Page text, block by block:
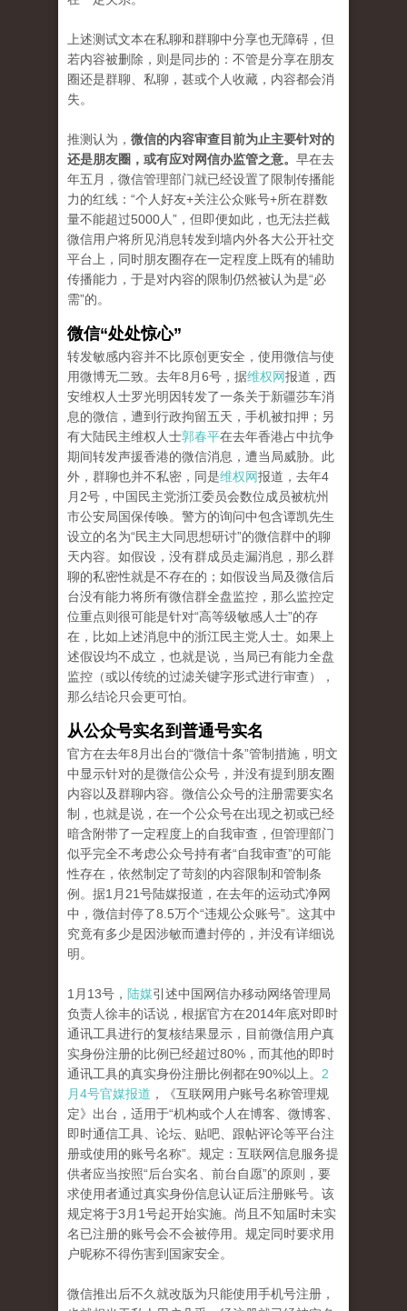
上述测试文本在私聊和群聊中分享也无障碍，但
若内容被删除，则是同步的：不管是分享在朋友
圈还是群聊、私聊，甚或个人收藏，内容都会消
失。
推测认为， 微信的内容审查目前为止主要针对的
还是朋友圈，或有应对网信办监管之意。 早在去
年五月，微信管理部门就已经设置了限制传播能
力的红线：“个人好友+关注公众账号+所在群数
量不能超过5000人”，但即便如此，也无法拦截
微信用户将所见消息转发到墙内外各大公开社交
平台上，同时朋友圈存在一定程度上既有的辅助
传播能力，于是对内容的限制仍然被认为是“必
需”的。
微信“处处惊心”
转发敏感内容并不比原创更安全，使用微信与使
用微博无二致。去年8月6号，据维权网报道，西
安维权人士罗光明因转发了一条关于新疆莎车消
息的微信，遭到行政拘留五天，手机被扣押；另
有大陆民主维权人士郭春平在去年香港占中抗争
期间转发声援香港的微信消息，遭当局威胁。此
外，群聊也并不私密，同是维权网报道，去年4
月2号，中国民主党浙江委员会数位成员被杭州
市公安局国保传唤。警方的询问中包含谭凯先生
设立的名为“民主大同思想研讨”的微信群中的聊
天内容。如假设，没有群成员走漏消息，那么群
聊的私密性就是不存在的；如假设当局及微信后
台没有能力将所有微信群全盘监控，那么监控定
位重点则很可能是针对“高等级敏感人士”的存
在，比如上述消息中的浙江民主党人士。如果上
述假设均不成立，也就是说，当局已有能力全盘
监控（或以传统的过滤关键字形式进行审查），
那么结论只会更可怕。
从公众号实名到普通号实名
官方在去年8月出台的“微信十条”管制措施，明文
中显示针对的是微信公众号，并没有提到朋友圈
内容以及群聊内容。微信公众号的注册需要实名
制，也就是说，在一个公众号在出现之初或已经
暗含附带了一定程度上的自我审查，但管理部门
似乎完全不考虑公众号持有者“自我审查”的可能
性存在，依然制定了苛刻的内容限制和管制条
例。据1月21号陆媒报道，在去年的运动式净网
中，微信封停了8.5万个“违规公众账号”。这其中
究竟有多少是因涉敏而遭封停的，并没有详细说
明。
1月13号， 陆媒引述中国网信办移动网络管理局
负责人徐丰的话说，根据官方在2014年底对即时
通讯工具进行的复核结果显示，目前微信用户真
实身份注册的比例已经超过80%，而其他的即时
通讯工具的真实身份注册比例都在90%以上。 2
月4号官媒报道 ，《互联网用户账号名称管理规
定》出台，适用于“机构或个人在博客、微博客、
即时通信工具、论坛、贴吧、跟帖评论等平台注
册或使用的账号名称”。规定：互联网信息服务提
供者应当按照“后台实名、前台自愿”的原则，要
求使用者通过真实身份信息认证后注册账号。该
规定将于3月1号起开始实施。尚且不知届时未实
名已注册的账号会不会被停用。规定同时要求用
户昵称不得伤害到国家安全。
微信推出后不久就改版为只能使用手机号注册，